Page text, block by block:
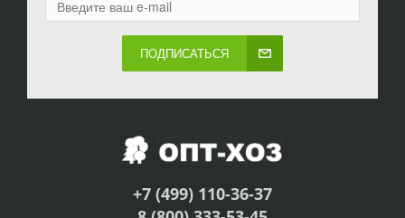
ПОДПИСАТЬСЯ
+7 (499) 110-36-37